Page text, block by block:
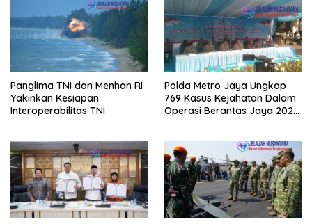
Panglima TNI dan Menhan RI
Yakinkan Kesiapan
Interoperabilitas TNI
Polda Metro Jaya Ungkap
769 Kasus Kejahatan Dalam
Operasi Berantas Jaya 2026,